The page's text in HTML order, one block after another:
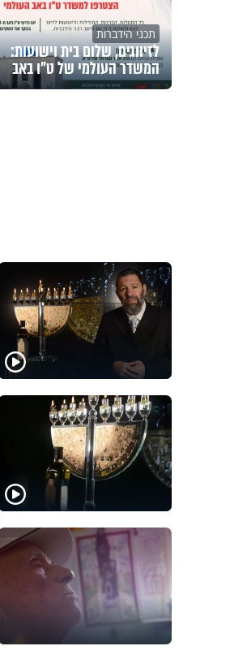
תכני הידברות
לזיווגים, שלום בית וישועות:
המשדר העולמי של ט"ו באב